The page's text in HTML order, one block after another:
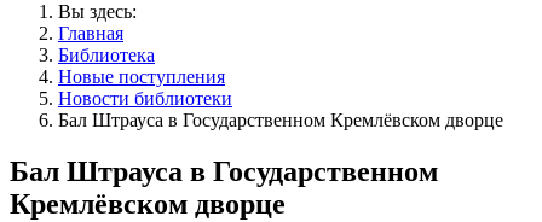
Вы здесь:
Главная
Библиотека
Новые поступления
Новости библиотеки
Бал Штрауса в Государственном Кремлёвском дворце
Бал Штрауса в Государственном
Кремлёвском дворце